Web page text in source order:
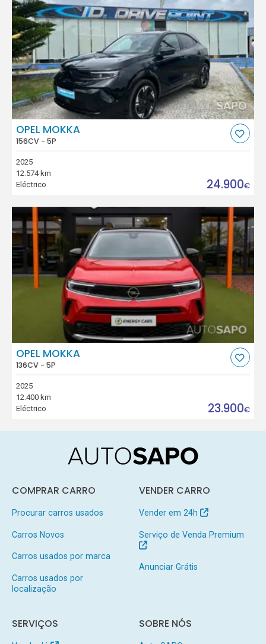
OPEL MOKKA
156CV - 5P
2025
12.574 km
Eléctrico
24.900€
OPEL MOKKA
136CV - 5P
2025
12.400 km
Eléctrico
23.900€
COMPRAR CARRO
Procurar carros usados
Carros Novos
Carros usados por marca
Carros usados por
localização
VENDER CARRO
Vender em 24h
Serviço de Venda Premium
Anunciar Grátis
SERVIÇOS SOBRE NÓS